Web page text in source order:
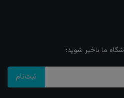
ما باخبر شوید:
ثبت‌نام